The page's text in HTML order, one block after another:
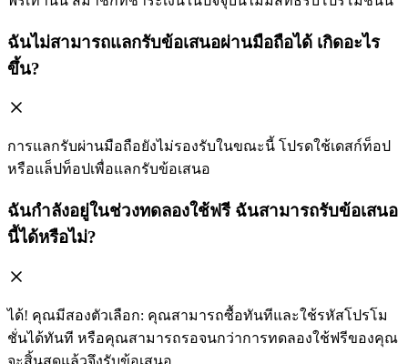
ฉันไม่สามารถแลกรับข้อเสนอผ่านมือถือได้ เกิดอะไร
ขึ้น?
การแลกรับผ่านมือถือยังไม่รองรับในขณะนี้ โปรดใช้เดสก์ท็อป
หรือแล็ปท็อปเพื่อแลกรับข้อเสนอ
ฉันกำลังอยู่ในช่วงทดลองใช้ฟรี ฉันสามารถรับข้อเสนอ
นี้ได้หรือไม่?
ได้! คุณมีสองตัวเลือก: คุณสามารถซื้อทันทีและใช้รหัสโปรโม
ชั่นได้ทันที หรือคุณสามารถรอจนกว่าการทดลองใช้ฟรีของคุณ
จะสิ้นสุดแล้วจึงรับข้อเสนอ